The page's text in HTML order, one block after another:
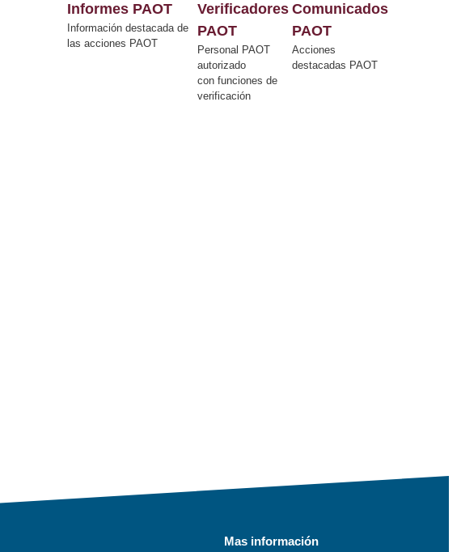
Informes PAOT
Información destacada de
las acciones PAOT
Verificadores
PAOT
Personal PAOT
autorizado
con funciones de
verificación
Comunicados
PAOT
Acciones
destacadas PAOT
Mas información